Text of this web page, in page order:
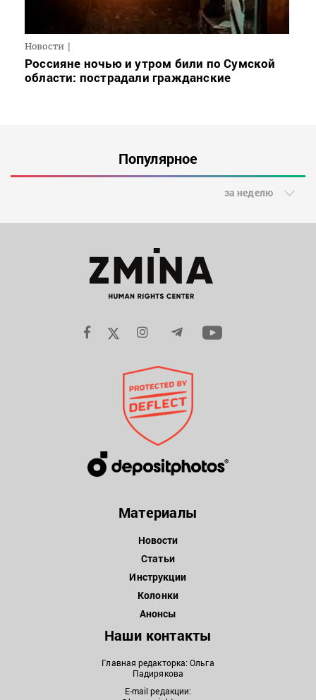
Новости
Россияне ночью и утром били по Сумской
области: пострадали гражданские
Популярное
за неделю
Материалы
Новости
Статьи
Инструкции
Колонки
Анонсы
Наши контакты
Главная редакторка: Ольга
Падирякова
E-mail редакции: